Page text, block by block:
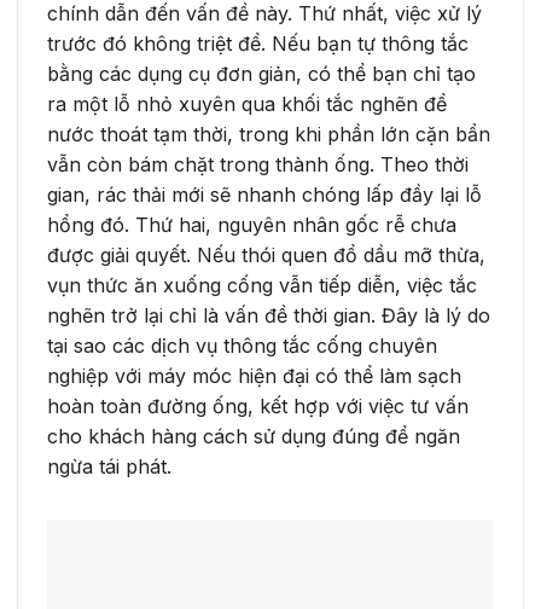
chính dẫn đến vấn đề này. Thứ nhất, việc xử lý
trước đó không triệt để. Nếu bạn tự thông tắc
bằng các dụng cụ đơn giản, có thể bạn chỉ tạo
ra một lỗ nhỏ xuyên qua khối tắc nghẽn để
nước thoát tạm thời, trong khi phần lớn cặn bẩn
vẫn còn bám chặt trong thành ống. Theo thời
gian, rác thải mới sẽ nhanh chóng lấp đầy lại lỗ
hổng đó. Thứ hai, nguyên nhân gốc rễ chưa
được giải quyết. Nếu thói quen đổ dầu mỡ thừa,
vụn thức ăn xuống cống vẫn tiếp diễn, việc tắc
nghẽn trở lại chỉ là vấn đề thời gian. Đây là lý do
tại sao các dịch vụ thông tắc cống chuyên
nghiệp với máy móc hiện đại có thể làm sạch
hoàn toàn đường ống, kết hợp với việc tư vấn
cho khách hàng cách sử dụng đúng để ngăn
ngừa tái phát.